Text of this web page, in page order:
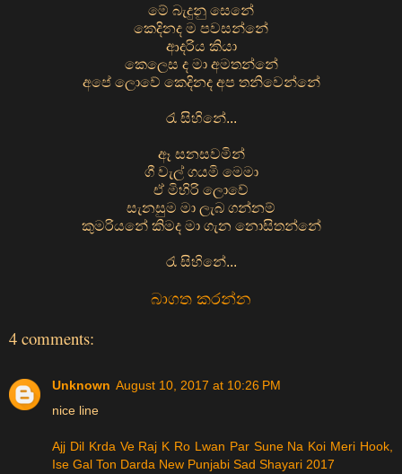
මේ බැදුනු සෙනේ
කෙදිනද ම පවසන්නේ
ආදරිය කියා
කෙලෙස ද මා අමතන්නේ
අපේ ලොවේ කෙදිනද අප තනිවෙන්නේ
‍රැ සිහිනේ...
ඈ සනසවමින්
ගී වැල් ගයමි මෙමා
ඒ මිහිරි ලොවේ
සැනසුම මා ලැබ ගන්නම්
කුමරියනේ කිමද මා ගැන නොසිතන්නේ
‍රැ සිහිනේ...
බාගත කරන්න
4 comments:
Unknown August 10, 2017 at 10:26 PM
nice line
Ajj Dil Krda Ve Raj K Ro Lwan Par Sune Na Koi Meri Hook,
Ise Gal Ton Darda New Punjabi Sad Shayari 2017